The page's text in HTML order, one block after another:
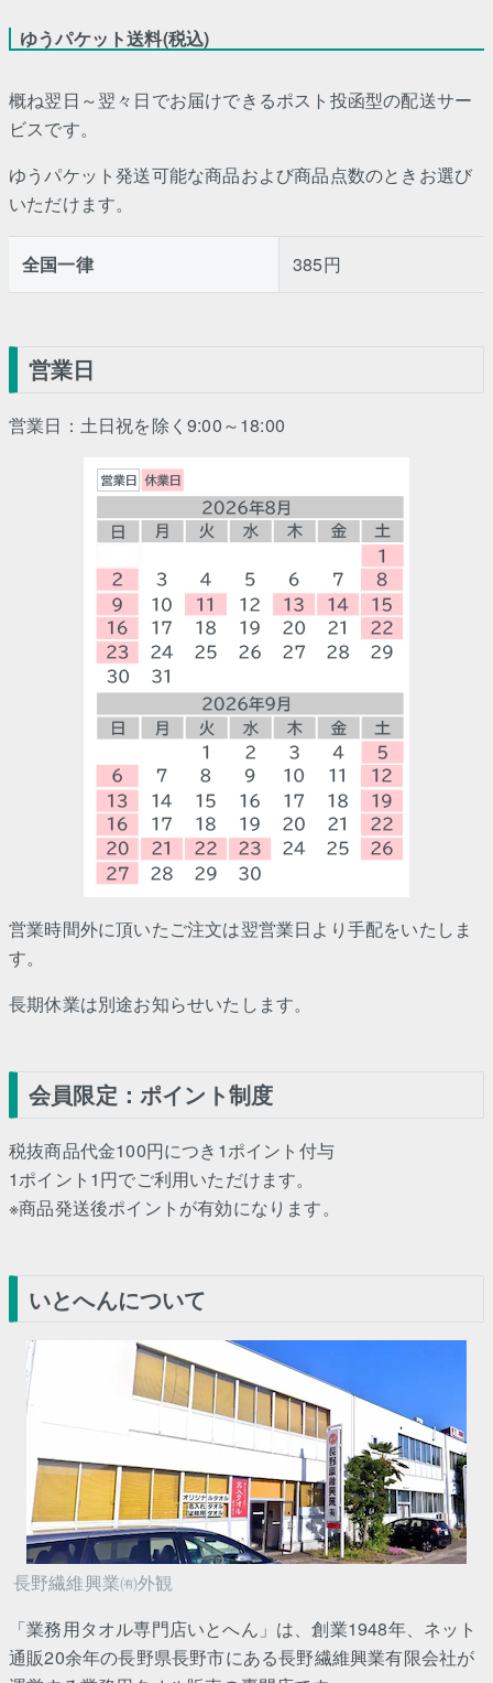
ゆうパケット送料(税込)
概ね翌日～翌々日でお届けできるポスト投函型の配送サー
ビスです。
ゆうパケット発送可能な商品および商品点数のときお選び
いただけます。
全国一律 385円
営業日
営業日：土日祝を除く9:00～18:00
営業時間外に頂いたご注文は翌営業日より手配をいたしま
す。
長期休業は別途お知らせいたします。
会員限定：ポイント制度
税抜商品代金100円につき1ポイント付与
1ポイント1円でご利用いただけます。
※商品発送後ポイントが有効になります。
いとへんについて
長野繊維興業㈲外観
「業務用タオル専門店いとへん」は、創業1948年、ネット
通販20余年の長野県長野市にある長野繊維興業有限会社が